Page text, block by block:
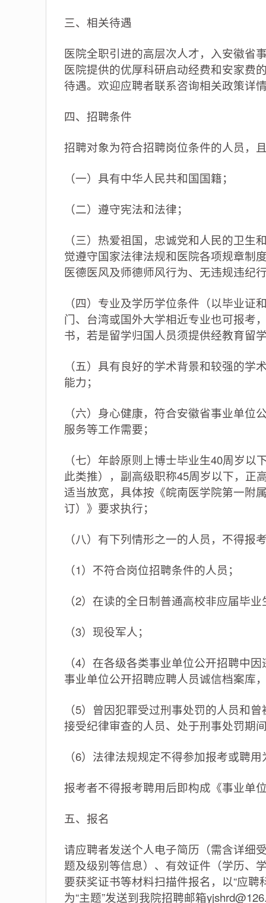
三、相关待遇
医院全职引进的高层次人才，入安徽省
医院提供的优厚科研启动经费和安家费
待遇。欢迎应聘者联系咨询相关政策详
四、招聘条件
招聘对象为符合招聘岗位条件的人员，
（一）具有中华人民共和国国籍；
（二）遵守宪法和法律；
（三）热爱祖国，忠诚党和人民的卫
觉遵守国家法律法规和医院各项规章制
医德医风及师德师风行为、无违规违纪
（四）专业及学历学位条件（以毕业
门、台湾或国外大学相近专业也可报考
书，若是留学归国人员须提供经教育留
（五）具有良好的学术背景和较强的
能力；
（六）身心健康，符合安徽省事业单
服务等工作需要；
（七）年龄原则上博士毕业生40周岁
此类推），副高级职称45周岁以下，正
适当放宽，具体按《皖南医学院第一附
订）》要求执行；
（八）有下列情形之一的人员，不得报
（1）不符合岗位招聘条件的人员；
（2）在读的全日制普通高校非应届毕业
（3）现役军人；
（4）在各级各类事业单位公开招聘中
事业单位公开招聘应聘人员诚信档案库
（5）曾因犯罪受过刑事处罚的人员和
接受纪律审查的人员、处于刑事处罚期
（6）法律法规规定不得参加报考或聘
报考者不得报考聘用后即构成《事业单
五、报名
请应聘者发送个人电子简历（需含详细
题及级别等信息）、有效证件（学历、
要获奖证书等材料扫描件报名，以“应聘
为“主题”发送到我院招聘邮箱